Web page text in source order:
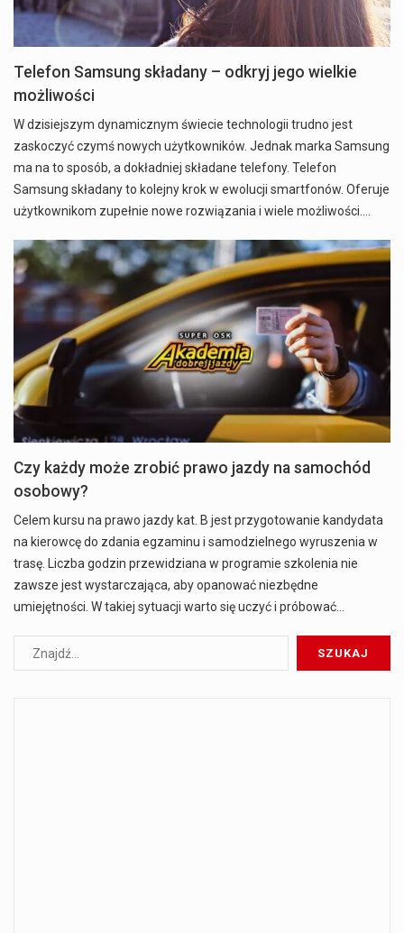
Telefon Samsung składany – odkryj jego wielkie
możliwości
W dzisiejszym dynamicznym świecie technologii trudno jest
zaskoczyć czymś nowych użytkowników. Jednak marka Samsung
ma na to sposób, a dokładniej składane telefony. Telefon
Samsung składany to kolejny krok w ewolucji smartfonów. Oferuje
użytkownikom zupełnie nowe rozwiązania i wiele możliwości.…
Czy każdy może zrobić prawo jazdy na samochód
osobowy?
Celem kursu na prawo jazdy kat. B jest przygotowanie kandydata
na kierowcę do zdania egzaminu i samodzielnego wyruszenia w
trasę. Liczba godzin przewidziana w programie szkolenia nie
zawsze jest wystarczająca, aby opanować niezbędne
umiejętności. W takiej sytuacji warto się uczyć i próbować…